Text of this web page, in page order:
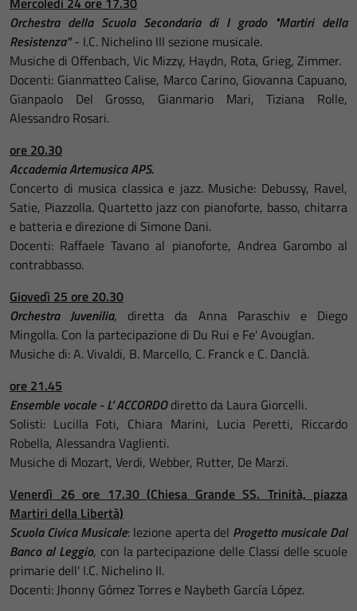
Orchestra della Scuola Secondaria di I grado "Martiri della
Resistenza” - I.C. Nichelino III sezione musicale.
Musiche di Offenbach, Vic Mizzy, Haydn, Rota, Grieg, Zimmer.
Docenti: Gianmatteo Calise, Marco Carino, Giovanna Capuano,
Gianpaolo Del Grosso, Gianmario Mari, Tiziana Rolle,
Alessandro Rosari.
ore 20.30
Accademia Artemusica APS.
Concerto di musica classica e jazz. Musiche: Debussy, Ravel,
Satie, Piazzolla. Quartetto jazz con pianoforte, basso, chitarra
e batteria e direzione di Simone Dani.
Docenti: Raffaele Tavano al pianoforte, Andrea Garombo al
contrabbasso.
Giovedì 25 ore 20.30
Orchestra Juvenilia, diretta da Anna Paraschiv e Diego
Mingolla. Con la partecipazione di Du Rui e Fe' Avouglan.
Musiche di: A. Vivaldi, B. Marcello, C. Franck e C. Danclà.
ore 21.45
Ensemble vocale - L' ACCORDO diretto da Laura Giorcelli.
Solisti: Lucilla Foti, Chiara Marini, Lucia Peretti, Riccardo
Robella, Alessandra Vaglienti.
Musiche di Mozart, Verdi, Webber, Rutter, De Marzi.
Venerdì 26 ore 17.30 (Chiesa Grande SS. Trinità, piazza
Martiri della Libertà)
Scuola Civica Musicale: lezione aperta del Progetto musicale Dal
Banco al Leggio, con la partecipazione delle Classi delle scuole
primarie dell' I.C. Nichelino II.
Docenti: Jhonny Gómez Torres e Naybeth García López.